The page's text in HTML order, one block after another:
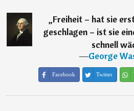
„Freiheit – hat sie
geschlagen – ist sie
schnell
―George
Facebook Twitter